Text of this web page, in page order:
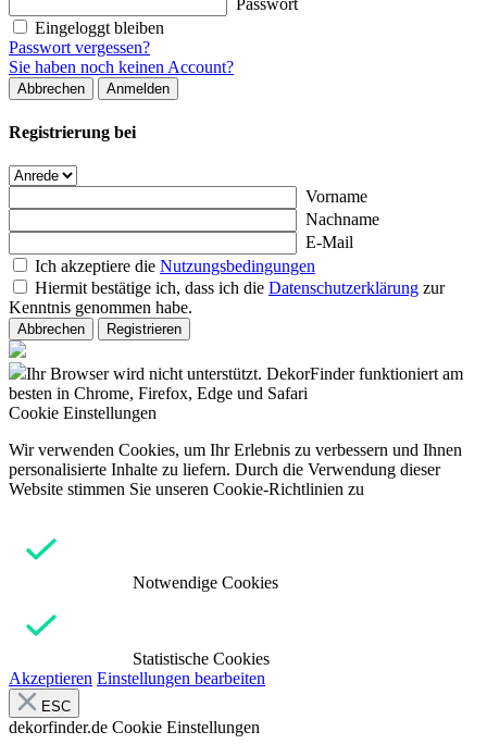
Eingeloggt bleiben
Passwort vergessen?
Sie haben noch keinen Account?
Abbrechen Anmelden
Registrierung bei
Vorname
Nachname
E-Mail
Ich akzeptiere die Nutzungsbedingungen
Hiermit bestätige ich, dass ich die Datenschutzerklärung zur
Kenntnis genommen habe.
Abbrechen Registrieren
Ihr Browser wird nicht unterstützt. DekorFinder funktioniert am
besten in Chrome, Firefox, Edge und Safari
Cookie Einstellungen
Wir verwenden Cookies, um Ihr Erlebnis zu verbessern und Ihnen
personalisierte Inhalte zu liefern. Durch die Verwendung dieser
Website stimmen Sie unseren Cookie-Richtlinien zu
Notwendige Cookies
Statistische Cookies
Akzeptieren Einstellungen bearbeiten
ESC
dekorfinder.de Cookie Einstellungen